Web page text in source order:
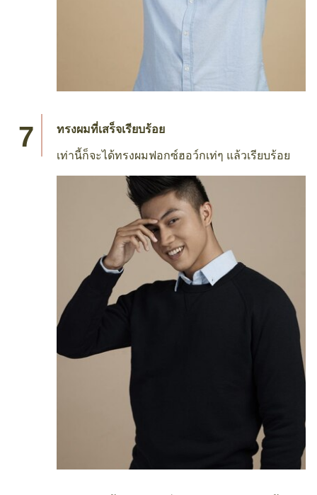
ทรงผมที่เสร็จเรียบร้อย
เท่านี้ก็จะได้ทรงผมฟอกซ์ฮอว์กเท่ๆ แล้วเรียบร้อย